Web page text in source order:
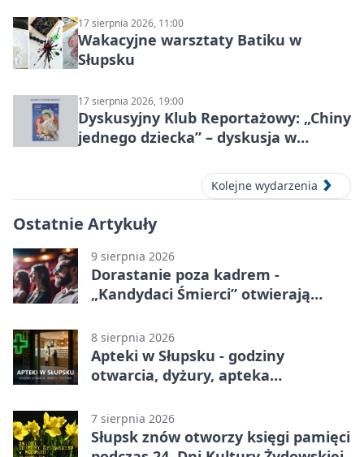
17 sierpnia 2026, 11:00
Wakacyjne warsztaty Batiku w
Słupsku
17 sierpnia 2026, 19:00
Dyskusyjny Klub Reportażowy: „Chiny
jednego dziecka” – dyskusja w
Kolejne wydarzenia
Ostatnie Artykuły
9 sierpnia 2026
Dorastanie poza kadrem -
„Kandydaci Śmierci” otwierają
8 sierpnia 2026
Apteki w Słupsku - godziny
otwarcia, dyżury, apteka
7 sierpnia 2026
Słupsk znów otworzy księgi pamięci